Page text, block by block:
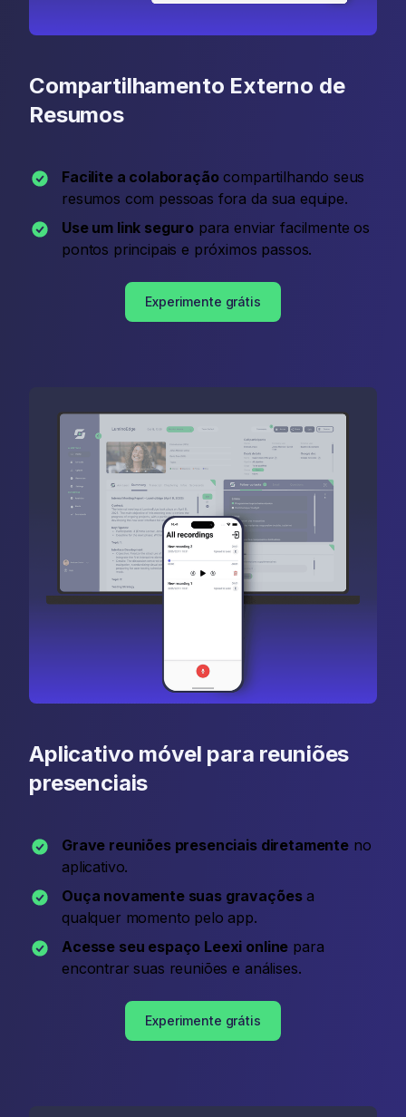
Compartilhamento Externo de
Resumos
Facilite a colaboraçãocompartilhando seus
resumos com pessoas fora da sua equipe.
Use um link seguro para enviar facilmente os
pontos principais e próximos passos.
Experimente grátis
Aplicativo móvel para reuniões
presenciais
Grave reuniões presenciais diretamenteno
aplicativo.
Ouça novamente suas gravaçõesa
qualquer momento pelo app.
Acesse seu espaço Leexi online para
encontrar suas reuniões e análises.
Experimente grátis